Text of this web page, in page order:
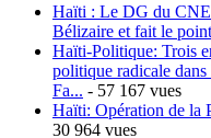
Haïti : Le DG du CNE
Bélizaire et fait le point
Haïti-Politique: Trois
politique radicale
Fa... - 57 167 vues
Haïti: Opération de la
30 964 vues